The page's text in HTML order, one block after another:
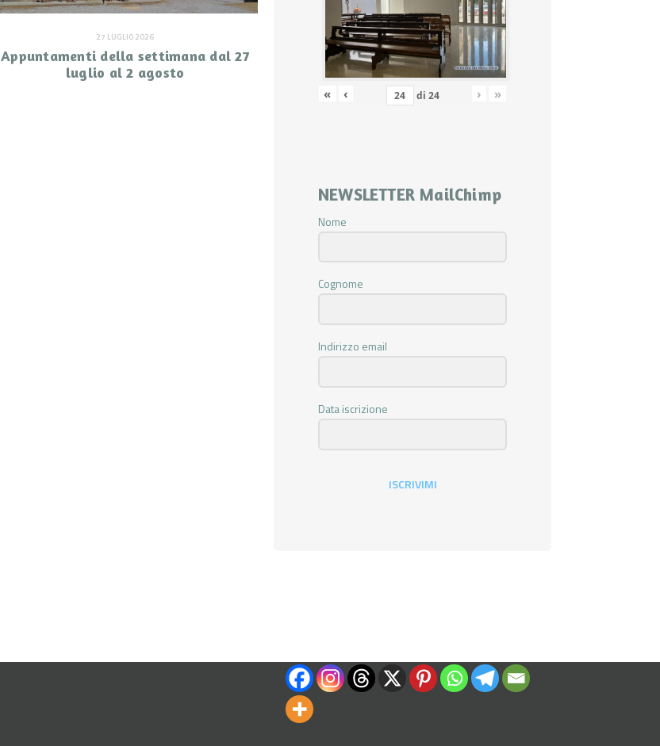
27 LUGLIO 2026
Appuntamenti della settimana dal 27
luglio al 2 agosto
« ‹ di 24 › »
NEWSLETTER MailChimp
Nome
Cognome
Indirizzo email
Data iscrizione
ISCRIVIMI